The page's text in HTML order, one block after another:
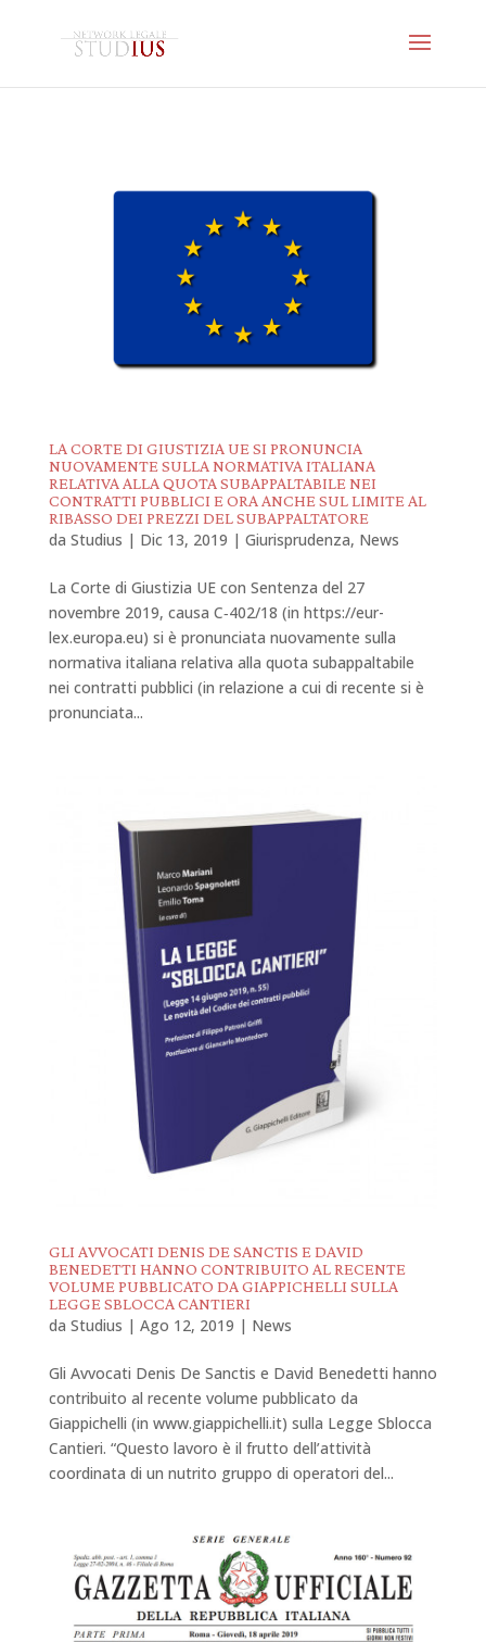
LA CORTE DI GIUSTIZIA UE SI PRONUNCIA
NUOVAMENTE SULLA NORMATIVA ITALIANA
RELATIVA ALLA QUOTA SUBAPPALTABILE NEI
CONTRATTI PUBBLICI E ORA ANCHE SUL LIMITE AL
RIBASSO DEI PREZZI DEL SUBAPPALTATORE
da Studius | Dic 13, 2019 | Giurisprudenza, News
La Corte di Giustizia UE con Sentenza del 27
novembre 2019, causa C‑402/18 (in https://eur-
lex.europa.eu) si è pronunciata nuovamente sulla
normativa italiana relativa alla quota subappaltabile
nei contratti pubblici (in relazione a cui di recente si è
pronunciata...
GLI AVVOCATI DENIS DE SANCTIS E DAVID
BENEDETTI HANNO CONTRIBUITO AL RECENTE
VOLUME PUBBLICATO DA GIAPPICHELLI SULLA
LEGGE SBLOCCA CANTIERI
da Studius | Ago 12, 2019 | News
Gli Avvocati Denis De Sanctis e David Benedetti hanno
contribuito al recente volume pubblicato da
Giappichelli (in www.giappichelli.it) sulla Legge Sblocca
Cantieri. “Questo lavoro è il frutto dell’attività
coordinata di un nutrito gruppo di operatori del...